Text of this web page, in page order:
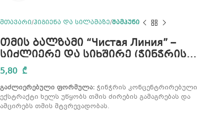
მთავარი ჰიგიენა და სილამაზე შამპუნი
თმის ბალზამი “Чистая Линия” –
სიძლიერე და სიხშირე (ჭინჭრის
5,80 ₾
გაძლიერებული ფორმულა: ჭინჭრის კონცენტრირებული
ექსტრაქტი ხელს უწყობს თმის ძირების გამაგრებას და
ამცირებს თმის მტვრევადობას.